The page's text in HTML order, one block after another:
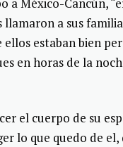
llamaron a sus
ellos estaban bien
en horas de la
el cuerpo de su
lo que quedo de